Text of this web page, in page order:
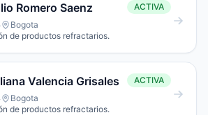
Romero Saenz ACTIVA
Bogota
de productos refractarios.
Valencia Grisales ACTIVA
Bogota
de productos refractarios.